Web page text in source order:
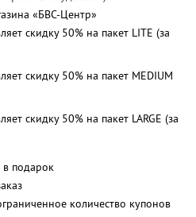
«БВС-Центр»
скидку 50% на пакет LITE (за
скидку 50% на пакет MEDIUM
скидку 50% на пакет LARGE (за
в подарок
количество купонов